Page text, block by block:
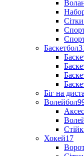
Сітки
Баскетбол
Біг на
Волейбол
Хокей17